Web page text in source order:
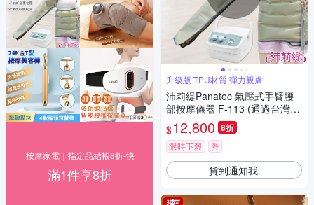
按摩家電｜指定品結帳8折-快
滿1件享8折
升級版 TPU材質 彈力親膚
沛莉緹Panatec 氣壓式手臂腰
部按摩儀器 F-113 (通過台灣B
SMI認證)
$12,800 8折
限時下殺 券
貨到通知我